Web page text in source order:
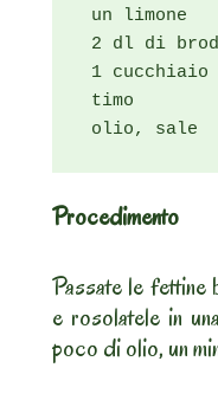
un limone
2 dl di
1
timo
olio, sale
Procedimento
Passate le fettine
e rosolatele in
poco di olio, un